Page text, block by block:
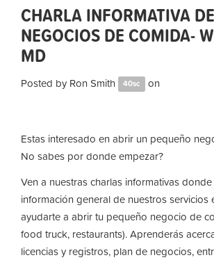
CHARLA INFORMATIVA DE
NEGOCIOS DE COMIDA-
MD
Posted by Ron Smith 40sc on
Estas interesado en abrir un pequeño
No sabes por donde empezar?
Ven a nuestras charlas informativas
información general de nuestros servicios
ayudarte a abrir tu pequeño negocio de
food truck, restaurants). Aprenderás
licencias y registros, plan de negocios,